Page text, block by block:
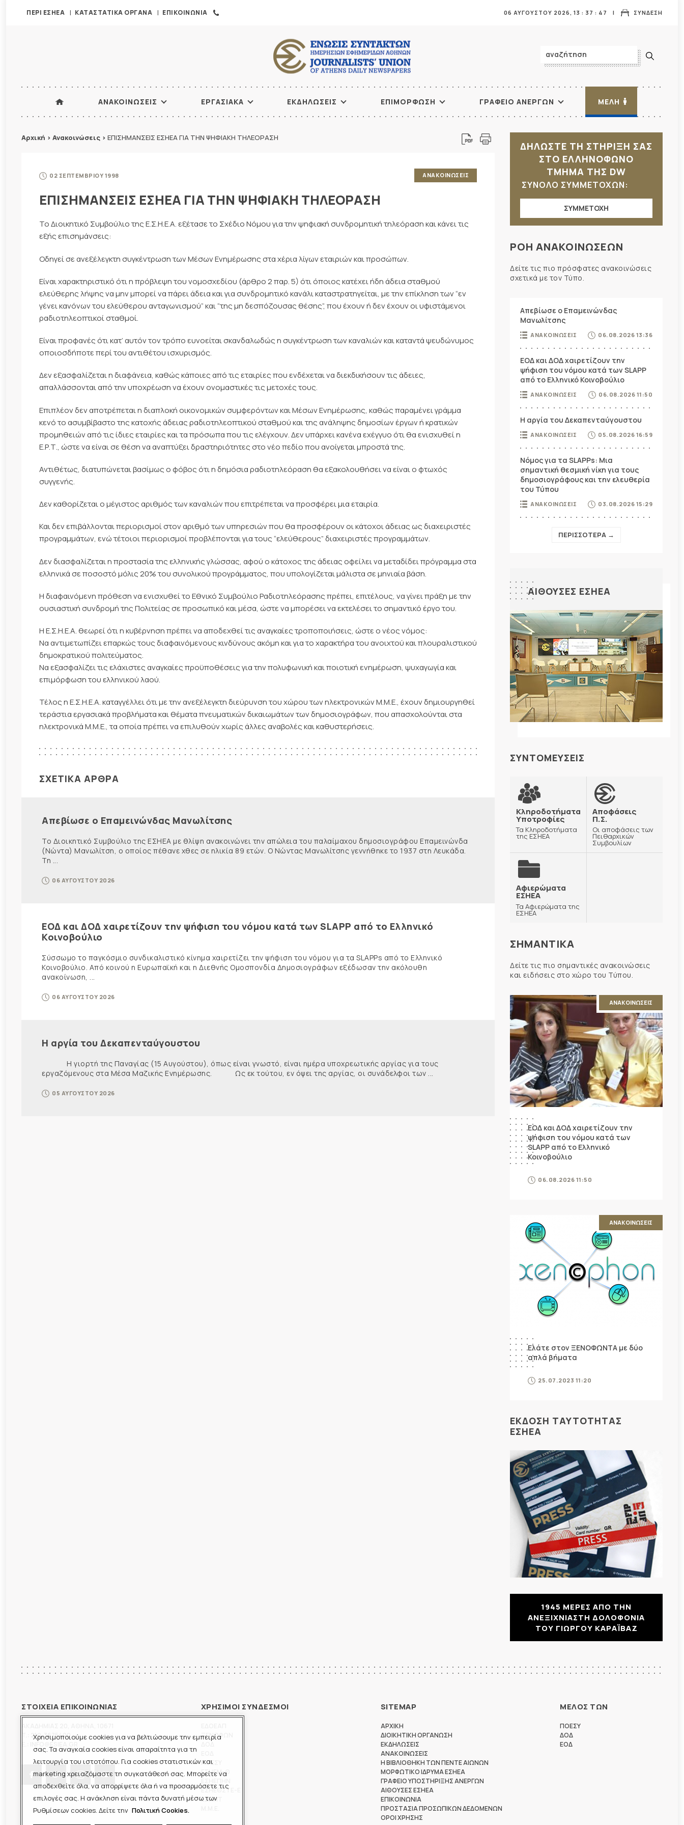
Χρησιμοποιούμε cookies για να βελτιώσουμε την εμπειρία
σας. Τα αναγκαία cookies είναι απαραίτητα για τη
λειτουργία του ιστοτόπου. Για cookies στατιστικών και
marketing χρειαζόμαστε τη συγκατάθεσή σας. Μπορείτε να
αποδεχθείτε όλα, να απορρίψετε όλα ή να προσαρμόσετε τις
επιλογές σας. Η ανάκληση είναι πάντα δυνατή μέσω των
Ρυθμίσεων cookies. Δείτε την Πολιτική Cookies.
ΠΕΡΙ ΕΣΗΕΑ ΚΑΤΑΣΤΑΤΙΚΑ ΟΡΓΑΝΑ ΕΠΙΚΟΙΝΩΝΙΑ ΣΥΝΔΕΣΗ
06 ΑΥΓΟΥΣΤΟΥ 2026, 13 : 37 : 48
ΑΝΑΚΟΙΝΩΣΕΙΣ ΕΡΓΑΣΙΑΚΑ ΕΚΔΗΛΩΣΕΙΣ ΕΠΙΜΟΡΦΩΣΗ ΓΡΑΦΕΙΟ ΑΝΕΡΓΩΝ ΜΕΛΗ
Αρχική > Ανακοινώσεις > ΕΠΙΣΗΜΑΝΣΕΙΣ ΕΣΗΕΑ ΓΙΑ ΤΗΝ ΨΗΦΙΑΚΗ ΤΗΛΕΟΡΑΣΗ
02 ΣΕΠΤΕΜΒΡΙΟΥ 1998 ΑΝΑΚΟΙΝΩΣΕΙΣ
ΕΠΙΣΗΜΑΝΣΕΙΣ ΕΣΗΕΑ ΓΙΑ ΤΗΝ ΨΗΦΙΑΚΗ ΤΗΛΕΟΡΑΣΗ
Το Διοικητικό Συμβούλιο της Ε.Σ.Η.Ε.Α. εξέτασε το Σχέδιο Νόμου για την ψηφιακή συνδρομητική τηλεόραση και κάνει τις
εξής επισημάνσεις:
Οδηγεί σε ανεξέλεγκτη συγκέντρωση των Μέσων Ενημέρωσης στα χέρια λίγων εταιριών και προσώπων.
Είναι χαρακτηριστικό ότι η πρόβλεψη του νομοσχεδίου (άρθρο 2 παρ. 5) ότι όποιος κατέχει ήδη άδεια σταθμού
ελεύθερης λήψης να μην μπορεί να πάρει άδεια και για συνδρομητικό κανάλι καταστρατηγείται, με την επίκληση των “εν
γένει κανόνων του ελεύθερου ανταγωνισμού” και “της μη δεσπόζουσας θέσης”, που έχουν ή δεν έχουν οι υφιστάμενοι
ραδιοτηλεοπτικοί σταθμοί.
Είναι προφανές ότι κατ’ αυτόν τον τρόπο ευνοείται σκανδαλωδώς η συγκέντρωση των καναλιών και καταντά ψευδώνυμος
οποιοσδήποτε περί του αντιθέτου ισχυρισμός.
Δεν εξασφαλίζεται η διαφάνεια, καθώς κάποιες από τις εταιρίες που ενδέχεται να διεκδικήσουν τις άδειες,
απαλλάσσονται από την υποχρέωση να έχουν ονομαστικές τις μετοχές τους.
Επιπλέον δεν αποτρέπεται η διαπλοκή οικονομικών συμφερόντων και Μέσων Ενημέρωσης, καθώς παραμένει γράμμα
κενό το ασυμβίβαστο της κατοχής άδειας ραδιοτηλεοπτικού σταθμού και της ανάληψης δημοσίων έργων ή κρατικών
προμηθειών από τις ίδιες εταιρίες και τα πρόσωπα που τις ελέγχουν. Δεν υπάρχει κανένα εχέγγυο ότι θα ενισχυθεί η
Ε.Ρ.Τ., ώστε να είναι σε θέση να αναπτύξει δραστηριότητες στο νέο πεδίο που ανοίγεται μπροστά της.
Αντιθέτως, διατυπώνεται βασίμως ο φόβος ότι η δημόσια ραδιοτηλεόραση θα εξακολουθήσει να είναι ο φτωχός
συγγενής.
Δεν καθορίζεται ο μέγιστος αριθμός των καναλιών που επιτρέπεται να προσφέρει μια εταιρία.
Και δεν επιβάλλονται περιορισμοί στον αριθμό των υπηρεσιών που θα προσφέρουν οι κάτοχοι άδειας ως διαχειριστές
προγραμμάτων, ενώ τέτοιοι περιορισμοί προβλέπονται για τους “ελεύθερους” διαχειριστές προγραμμάτων.
Δεν διασφαλίζεται η προστασία της ελληνικής γλώσσας, αφού ο κάτοχος της άδειας οφείλει να μεταδίδει πρόγραμμα στα
ελληνικά σε ποσοστό μόλις 20% του συνολικού προγράμματος, που υπολογίζεται μάλιστα σε μηνιαία βάση.
Η διαφαινόμενη πρόθεση να ενισχυθεί το Εθνικό Συμβούλιο Ραδιοτηλεόρασης πρέπει, επιτέλους, να γίνει πράξη με την
ουσιαστική συνδρομή της Πολιτείας σε προσωπικό και μέσα, ώστε να μπορέσει να εκτελέσει το σημαντικό έργο του.
Η Ε.Σ.Η.Ε.Α. θεωρεί ότι η κυβέρνηση πρέπει να αποδεχθεί τις αναγκαίες τροποποιήσεις, ώστε ο νέος νόμος:
Να αντιμετωπίζει επαρκώς τους διαφαινόμενους κινδύνους ακόμη και για το χαρακτήρα του ανοιχτού και πλουραλιστικού
δημοκρατικού πολιτεύματος.
Να εξασφαλίζει τις ελάχιστες αναγκαίες προϋποθέσεις για την πολυφωνική και ποιοτική ενημέρωση, ψυχαγωγία και
επιμόρφωση του ελληνικού λαού.
Τέλος η Ε.Σ.Η.Ε.Α. καταγγέλλει ότι με την ανεξέλεγκτη διεύρυνση του χώρου των ηλεκτρονικών Μ.Μ.Ε., έχουν δημιουργηθεί
τεράστια εργασιακά προβλήματα και θέματα πνευματικών δικαιωμάτων των δημοσιογράφων, που απασχολούνται στα
ηλεκτρονικά Μ.Μ.Ε., τα οποία πρέπει να επιλυθούν χωρίς άλλες αναβολές και καθυστερήσεις.
ΣΧΕΤΙΚΑ ΑΡΘΡΑ
Απεβίωσε ο Επαμεινώνδας Μανωλίτσης
Το Διοικητικό Συμβούλιο της ΕΣΗΕΑ με θλίψη ανακοινώνει την απώλεια του παλαίμαχου δημοσιογράφου Επαμεινώνδα
(Νώντα) Μανωλίτση, ο οποίος πέθανε χθες σε ηλικία 89 ετών. Ο Νώντας Μανωλίτσης γεννήθηκε το 1937 στη Λευκάδα.
Τη ...
06 ΑΥΓΟΥΣΤΟΥ 2026
ΕΟΔ και ΔΟΔ χαιρετίζουν την ψήφιση του νόμου κατά των SLAPP από το Ελληνικό
Κοινοβούλιο
Σύσσωμο το παγκόσμιο συνδικαλιστικό κίνημα χαιρετίζει την ψήφιση του νόμου για τα SLAPPs από το Ελληνικό
Κοινοβούλιο. Από κοινού η Ευρωπαϊκή και η Διεθνής Ομοσπονδία Δημοσιογράφων εξέδωσαν την ακόλουθη
ανακοίνωση, ...
06 ΑΥΓΟΥΣΤΟΥ 2026
Η αργία του Δεκαπενταύγουστου
Η γιορτή της Παναγίας (15 Αυγούστου), όπως είναι γνωστό, είναι ημέρα υποχρεωτικής αργίας για τους
εργαζόμενους στα Μέσα Μαζικής Ενημέρωσης. Ως εκ τούτου, εν όψει της αργίας, οι συνάδελφοι των ...
05 ΑΥΓΟΥΣΤΟΥ 2026
ΔΗΛΩΣΤΕ ΤΗ ΣΤΗΡΙΞΗ ΣΑΣ
ΣΤΟ ΕΛΛΗΝΟΦΩΝΟ
ΤΜΗΜΑ ΤΗΣ DW
ΣΥΝΟΛΟ ΣΥΜΜΕΤΟΧΩΝ:
ΣΥΜΜΕΤΟΧΗ
ΡΟΗ ΑΝΑΚΟΙΝΩΣΕΩΝ
Δείτε τις πιο πρόσφατες ανακοινώσεις
σχετικά με τον Τύπο.
Απεβίωσε ο Επαμεινώνδας
Μανωλίτσης
ΑΝΑΚΟΙΝΩΣΕΙΣ 06.08.2026 13:36
ΕΟΔ και ΔΟΔ χαιρετίζουν την
ψήφιση του νόμου κατά των SLAPP
από το Ελληνικό Κοινοβούλιο
ΑΝΑΚΟΙΝΩΣΕΙΣ 06.08.2026 11:50
Η αργία του Δεκαπενταύγουστου
ΑΝΑΚΟΙΝΩΣΕΙΣ 05.08.2026 16:59
Νόμος για τα SLAPPs: Μια
σημαντική θεσμική νίκη για τους
δημοσιογράφους και την ελευθερία
του Τύπου
ΑΝΑΚΟΙΝΩΣΕΙΣ 03.08.2026 15:29
ΠΕΡΙΣΣΟΤΕΡΑ →
ΑΙΘΟΥΣΕΣ ΕΣΗΕΑ
ΣΥΝΤΟΜΕΥΣΕΙΣ
Κληροδοτήματα
Υποτροφίες
Τα Κληροδοτήματα
της ΕΣΗΕΑ
Αποφάσεις
Π.Σ.
Οι αποφάσεις των
Πειθαρχικών
Συμβουλίων
Αφιερώματα
ΕΣΗΕΑ
Τα Αφιερώματα της
ΕΣΗΕΑ
ΣΗΜΑΝΤΙΚΑ
Δείτε τις πιο σημαντικές ανακοινώσεις
και ειδήσεις στο χώρο του Τύπου.
ΑΝΑΚΟΙΝΩΣΕΙΣ
ΕΟΔ και ΔΟΔ χαιρετίζουν την
ψήφιση του νόμου κατά των
SLAPP από το Ελληνικό
Κοινοβούλιο
06.08.2026 11:50
ΑΝΑΚΟΙΝΩΣΕΙΣ
Ελάτε στον ΞΕΝΟΦΩΝΤΑ με δύο
απλά βήματα
25.07.2023 11:20
ΕΚΔΟΣΗ ΤΑΥΤΟΤΗΤΑΣ
ΕΣΗΕΑ
1945 ΜΕΡΕΣ ΑΠΟ ΤΗΝ
ΑΝΕΞΙΧΝΙΑΣΤΗ ΔΟΛΟΦΟΝΙΑ
ΤΟΥ ΓΙΩΡΓΟΥ ΚΑΡΑΪΒΑΖ
ΣΤΟΙΧΕΙΑ ΕΠΙΚΟΙΝΩΝΙΑΣ
210-3675400
ΧΡΗΣΙΜΟΙ ΣΥΝΔΕΣΜΟΙ
ΞΕΝΟΦΩΝ
ΠΟΕΣΥ
ΕΣΗΕΜ-Θ
ΕΣΗΕΘΣΤΕ-Ε
ΕΣΠΗΤ
SITEMAP
ΑΡΧΙΚΗ
ΔΙΟΙΚΗΤΙΚΗ ΟΡΓΑΝΩΣΗ
ΕΚΔΗΛΩΣΕΙΣ
ΑΝΑΚΟΙΝΩΣΕΙΣ
Η ΒΙΒΛΙΟΘΗΚΗ ΤΩΝ ΠΕΝΤΕ ΑΙΩΝΩΝ
ΜΟΡΦΩΤΙΚΟ ΙΔΡΥΜΑ ΕΣΗΕΑ
ΓΡΑΦΕΙΟ ΥΠΟΣΤΗΡΙΞΗΣ ΑΝΕΡΓΩΝ
ΑΙΘΟΥΣΕΣ ΕΣΗΕΑ
ΕΠΙΚΟΙΝΩΝΙΑ
ΠΡΟΣΤΑΣΙΑ ΠΡΟΣΩΠΙΚΩΝ ΔΕΔΟΜΕΝΩΝ
ΟΡΟΙ ΧΡΗΣΗΣ
ΜΕΛΟΣ ΤΩΝ
ΠΟΕΣΥ
ΔΟΔ
ΕΟΔ